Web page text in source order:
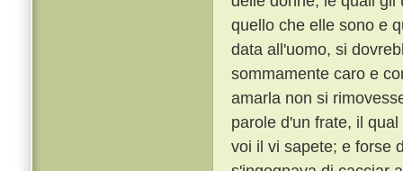
quello che elle sono e
data all'uomo, si
sommamente caro e
amarla non si
parole d'un frate, il
voi il vi sapete; e forse